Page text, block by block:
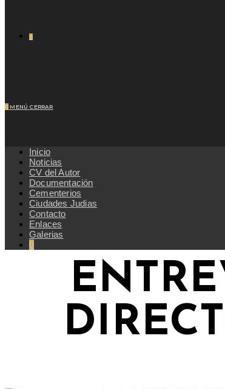
0
0 MENÚ CERRAR
Inicio
Noticias
CV del Autor
Documentación
Cementerios
Ciudades Judias
Contacto
Enlaces
Galerias
0